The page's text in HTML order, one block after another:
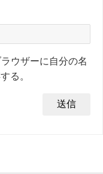
ウザーに自分の名
る。